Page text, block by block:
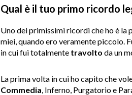
Qual è il tuo primo ricordo
Uno dei primissimi ricordi che ho è la
miei, quando ero veramente piccolo.
in cui fui totalmente travolto da un
La prima volta in cui ho capito che
Commedia , Inferno, Purgatorio e